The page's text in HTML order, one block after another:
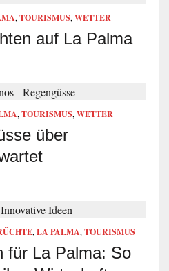
,TOURISMUS,WETTER
auf La Palma
,TOURISMUS,WETTER
über
,LA PALMA,TOURISMUS
für La Palma: So